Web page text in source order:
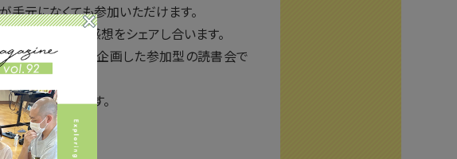
手元になくても参加いただけます。
み、その場で感想をシェアし合います。
そんな思いから企画した参加型の読書会で
きたいと思います。